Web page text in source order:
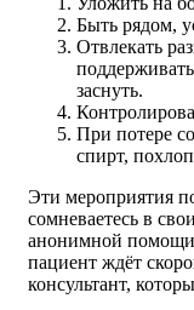
Быть рядом,
Отвлекать
заснуть.
При потере
спирт,
Эти мероприятия
сомневаетесь в
анонимной помощи
пациент ждёт
консультант,